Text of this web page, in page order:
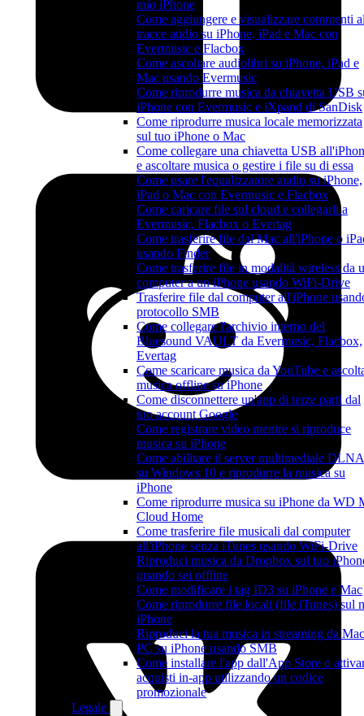
mio iPhone
Come aggiungere e visualizzare commenti
tracce audio su iPhone, iPad e Mac con
Evermusic e Flacbox
Come ascoltare audiolibri su iPhone, iPad e
Mac usando Evermusic
Come riprodurre musica da chiavetta USB
iPhone con Evermusic e iXpand di SanDisk
Come riprodurre musica locale memorizzata
sul tuo iPhone o Mac
Come collegare una chiavetta USB
e ascoltare musica o gestire i file su di essa
Come usare l'equalizzatore audio su iPhone,
iPad o Mac con Evermusic e Flacbox
Come caricare file sul cloud e collegarli a
Evermusic, Flacbox o Evertag
Come trasferire file dal Mac all'iPhone o
usando Finder
Come trasferire file in modalità wireless da
computer a un iPhone usando WiFi-Drive
Trasferire file dal computer all'iPhone
protocollo SMB
Come collegare l'archivio interno del
Bluesound VAULT da Evermusic, Flacbox,
Evertag
Come scaricare musica da YouTube e
musica offline su iPhone
Come disconnettere un'app di terze parti dal
tuo account Google
Come registrare video mentre si riproduce
musica su iPhone
Come abilitare il server multimediale DLNA
su Windows 10 e riprodurre la musica su
iPhone
Come riprodurre musica su iPhone da WD
Cloud Home
Come trasferire file musicali dal computer
all'iPhone senza iTunes usando WiFi-Drive
Riproduci musica da Dropbox sul tuo
quando sei offline
Come modificare i tag ID3 su iPhone e Mac
Come riprodurre file locali (file iTunes) sul
iPhone
Riproduci la tua musica in streaming da
PC su iPhone usando SMB
Come installare l'app dall'App Store o
acquisti in-app utilizzando un codice
promozionale
Legale